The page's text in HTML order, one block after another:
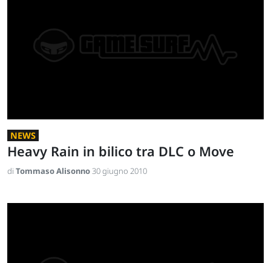
NEWS
Heavy Rain in bilico tra DLC o Move
di Tommaso Alisonno30 giugno 2010